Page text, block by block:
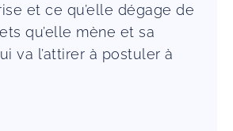
et ce qu’elle dégage de
qu’elle mène et sa
va l’attirer à postuler à